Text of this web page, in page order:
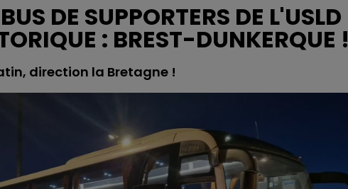
DE SUPPORTERS DE L'USLD
: BREST-DUNKERQUE !
direction la Bretagne !